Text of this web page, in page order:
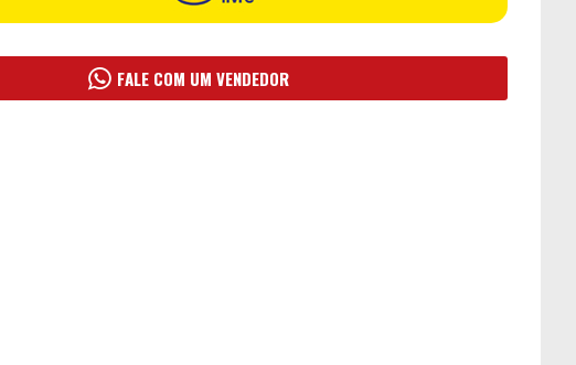
FALE COM UM VENDEDOR